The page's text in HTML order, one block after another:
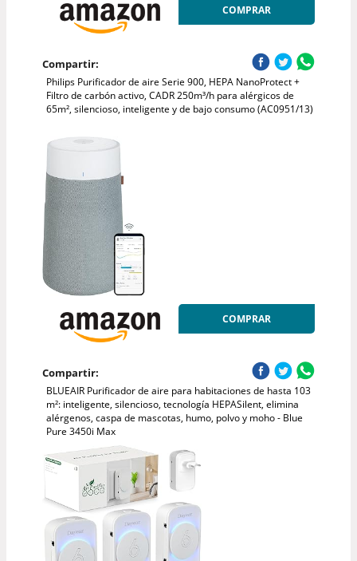
COMPRAR
Compartir:
Philips Purificador de aire Serie 900, HEPA NanoProtect +
Filtro de carbón activo, CADR 250m³/h para alérgicos de
65m², silencioso, inteligente y de bajo consumo (AC0951/13)
COMPRAR
Compartir:
BLUEAIR Purificador de aire para habitaciones de hasta 103
m²: inteligente, silencioso, tecnología HEPASilent, elimina
alérgenos, caspa de mascotas, humo, polvo y moho - Blue
Pure 3450i Max